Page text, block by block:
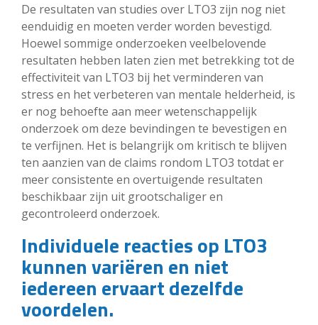
De resultaten van studies over LTO3 zijn nog niet
eenduidig en moeten verder worden bevestigd.
Hoewel sommige onderzoeken veelbelovende
resultaten hebben laten zien met betrekking tot de
effectiviteit van LTO3 bij het verminderen van
stress en het verbeteren van mentale helderheid, is
er nog behoefte aan meer wetenschappelijk
onderzoek om deze bevindingen te bevestigen en
te verfijnen. Het is belangrijk om kritisch te blijven
ten aanzien van de claims rondom LTO3 totdat er
meer consistente en overtuigende resultaten
beschikbaar zijn uit grootschaliger en
gecontroleerd onderzoek.
Individuele reacties op LTO3
kunnen variëren en niet
iedereen ervaart dezelfde
voordelen.